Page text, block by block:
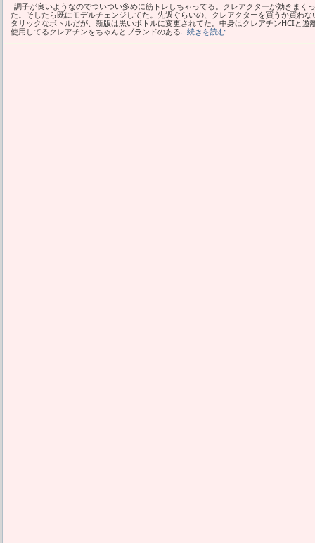
調子が良いようなのでついつい多めに筋トレしちゃってる。クレアクターが効きまく
た。そしたら既にモデルチェンジしてた。先週ぐらいの、クレアクターを買うか買わ
タリックなボトルだが、新版は黒いボトルに変更されてた。中身はクレアチンHCIと
使用してるクレアチンをちゃんとブランドのある…続きを読む